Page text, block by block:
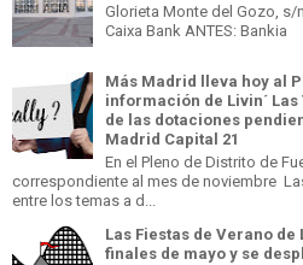
Glorieta Monte del Gozo, s/
Caixa Bank ANTES: Bankia
Más Madrid lleva hoy al
información de Livin´
de las dotaciones
Madrid Capital 21
En el Pleno de Distrito de
correspondiente al mes de noviembre
entre los temas a d...
Las Fiestas de Verano
finales de mayo y se